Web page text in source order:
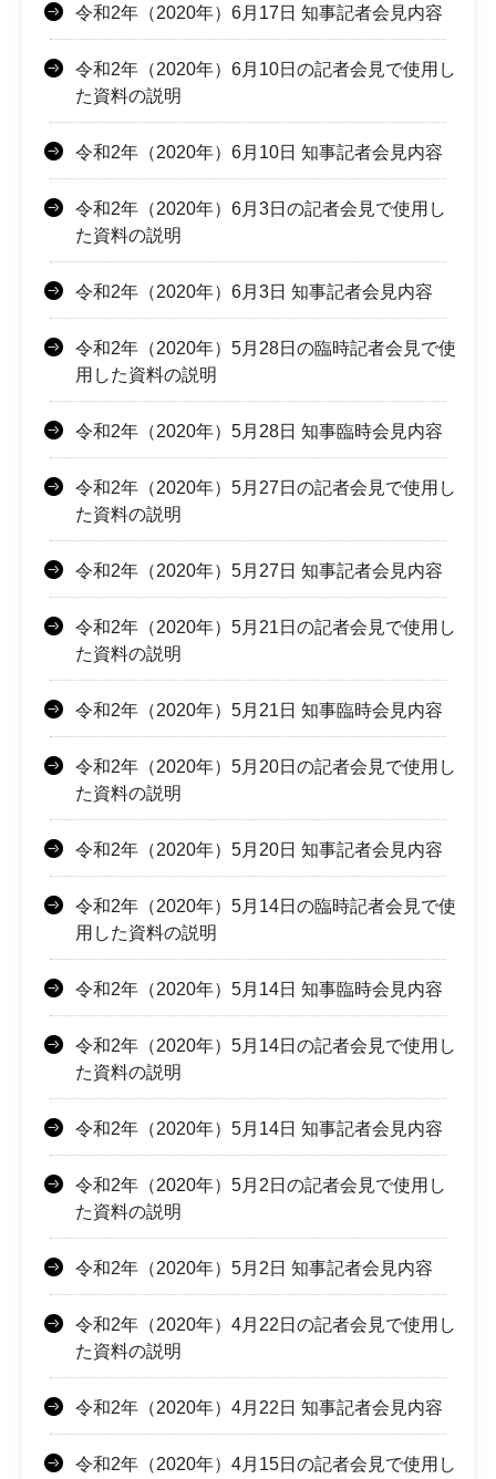
令和2年（2020年）6月17日 知事記者会見内容
令和2年（2020年）6月10日の記者会見で使用し
た資料の説明
令和2年（2020年）6月10日 知事記者会見内容
令和2年（2020年）6月3日の記者会見で使用し
た資料の説明
令和2年（2020年）6月3日 知事記者会見内容
令和2年（2020年）5月28日の臨時記者会見で使
用した資料の説明
令和2年（2020年）5月28日 知事臨時会見内容
令和2年（2020年）5月27日の記者会見で使用し
た資料の説明
令和2年（2020年）5月27日 知事記者会見内容
令和2年（2020年）5月21日の記者会見で使用し
た資料の説明
令和2年（2020年）5月21日 知事臨時会見内容
令和2年（2020年）5月20日の記者会見で使用し
た資料の説明
令和2年（2020年）5月20日 知事記者会見内容
令和2年（2020年）5月14日の臨時記者会見で使
用した資料の説明
令和2年（2020年）5月14日 知事臨時会見内容
令和2年（2020年）5月14日の記者会見で使用し
た資料の説明
令和2年（2020年）5月14日 知事記者会見内容
令和2年（2020年）5月2日の記者会見で使用し
た資料の説明
令和2年（2020年）5月2日 知事記者会見内容
令和2年（2020年）4月22日の記者会見で使用し
た資料の説明
令和2年（2020年）4月22日 知事記者会見内容
令和2年（2020年）4月15日の記者会見で使用し